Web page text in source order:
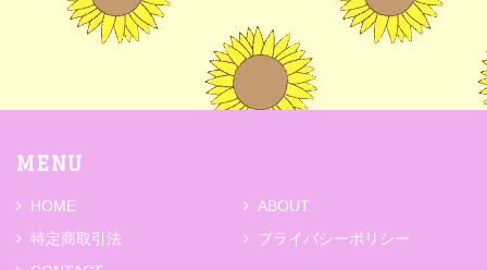
MENU
HOME
ABOUT
特定商取引法
プライバシーポリシー